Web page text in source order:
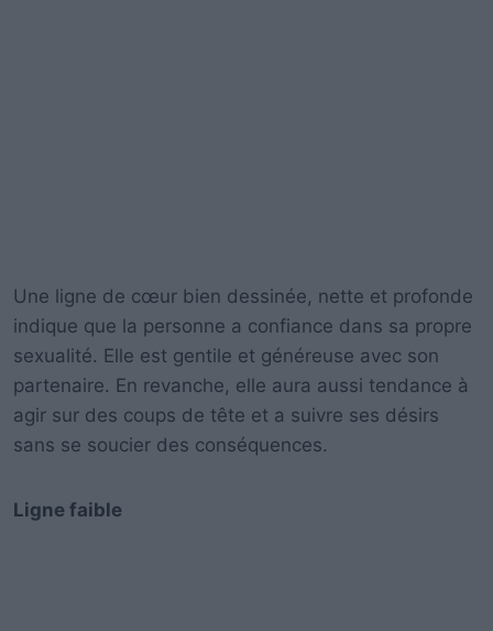
Une ligne de cœur bien dessinée, nette et profonde
indique que la personne a confiance dans sa propre
sexualité. Elle est gentile et généreuse avec son
partenaire. En revanche, elle aura aussi tendance à
agir sur des coups de tête et a suivre ses désirs
sans se soucier des conséquences.
Ligne faible